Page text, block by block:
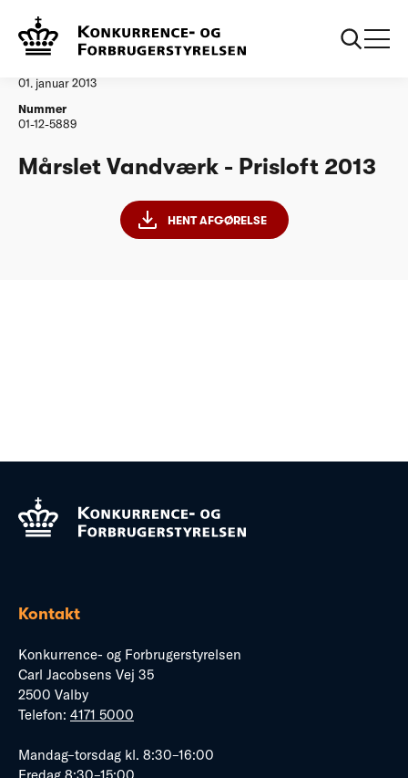
Vandtilsyn
01. januar 2013
Nummer
01-12-5889
Mårslet Vandværk - Prisloft 2013
HENT AFGØRELSE
Kontakt
Konkurrence- og Forbrugerstyrelsen
Carl Jacobsens Vej 35
2500 Valby
Telefon: 4171 5000
Mandag–torsdag kl. 8:30–16:00